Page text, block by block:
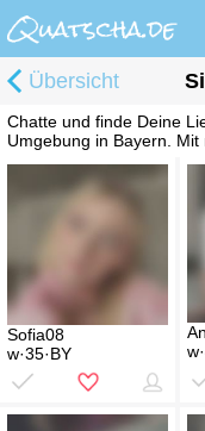
Übersicht
Chatte und finde Deine
Umgebung in Bayern. Mit
Sofia08
w·35·BY